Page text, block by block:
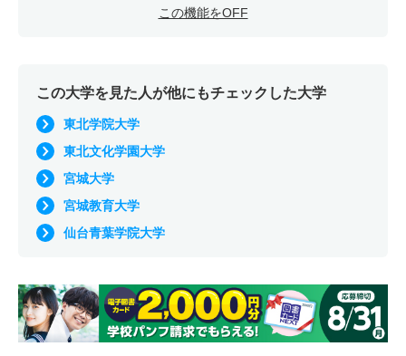
この機能をOFF
この大学を見た人が他にもチェックした大学
東北学院大学
東北文化学園大学
宮城大学
宮城教育大学
仙台青葉学院大学